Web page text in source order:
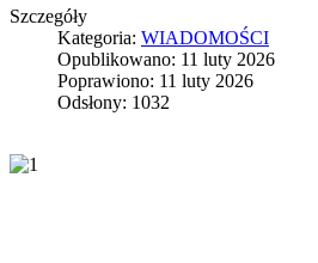
Szczegóły
Kategoria: WIADOMOŚCI
Opublikowano: 11 luty 2026
Poprawiono: 11 luty 2026
Odsłony: 1032